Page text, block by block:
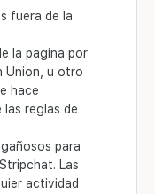
fuera de la
la pagina por
Union, u otro
hace
las reglas de
para
Las
actividad